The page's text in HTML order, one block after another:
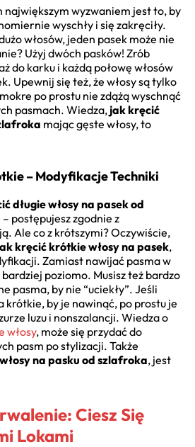
największym wyzwaniem jest to, by
wyschły i się zakręciły.
włosów, jeden pasek może nie
Użyj dwóch pasków! Zrób
do karku i każdą połowę włosów
Upewnij się też, że włosy są tylko
po prostu nie zdążą wyschnąć
pasmach. Wiedza, jak kręcić
mając gęste włosy, to
– Modyfikacje Techniki
długie włosy na pasek od
postępujesz zgodnie z
Ale co z krótszymi? Oczywiście,
kręcić krótkie włosy na pasek,
Zamiast nawijać pasma w
poziomo. Musisz też bardzo
pasma, by nie “uciekły”. Jeśli
krótkie, by je nawinąć, po prostu je
luzu i nonszalancji. Wiedza o
włosy, może się przydać do
pasm po stylizacji. Także
na pasku od szlafroka, jest
Ciesz Się
Lokami